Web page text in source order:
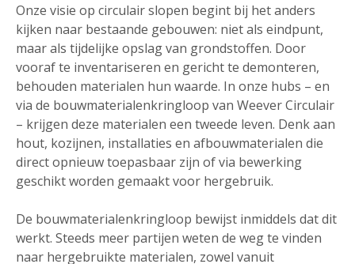
Onze visie op circulair slopen begint bij het anders
kijken naar bestaande gebouwen: niet als eindpunt,
maar als tijdelijke opslag van grondstoffen. Door
vooraf te inventariseren en gericht te demonteren,
behouden materialen hun waarde. In onze hubs – en
via de bouwmaterialenkringloop van Weever Circulair
– krijgen deze materialen een tweede leven. Denk aan
hout, kozijnen, installaties en afbouwmaterialen die
direct opnieuw toepasbaar zijn of via bewerking
geschikt worden gemaakt voor hergebruik.
De bouwmaterialenkringloop bewijst inmiddels dat dit
werkt. Steeds meer partijen weten de weg te vinden
naar hergebruikte materialen, zowel vanuit